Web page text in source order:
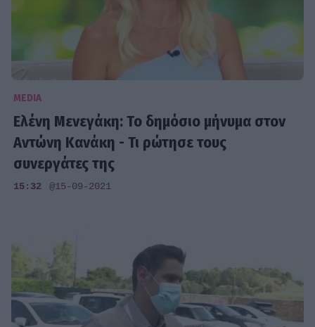
MEDIA
Ελένη Μενεγάκη: Το δημόσιο μήνυμα στον
Αντώνη Κανάκη - Τι ρώτησε τους
συνεργάτες της
15:32 @15-09-2021